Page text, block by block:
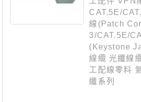
CAT.5E/
線(Patch
3/CAT.5E/
(Keystone
線纜 光纖線
工配線零料
纖系列